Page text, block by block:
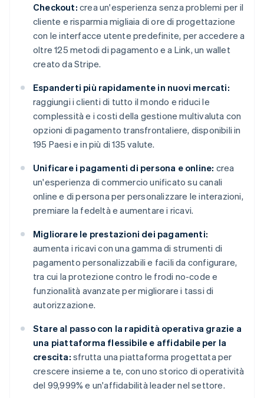
Checkout: crea un'esperienza senza problemi per il
cliente e risparmia migliaia di ore di progettazione
con le interfacce utente predefinite, per accedere a
oltre 125 metodi di pagamento e a Link, un wallet
creato da Stripe.
Espanderti più rapidamente in nuovi mercati:
raggiungi i clienti di tutto il mondo e riduci le
complessità e i costi della gestione multivaluta con
opzioni di pagamento transfrontaliere, disponibili in
195 Paesi e in più di 135 valute.
Unificare i pagamenti di persona e online: crea
un'esperienza di commercio unificato su canali
online e di persona per personalizzare le interazioni,
premiare la fedeltà e aumentare i ricavi.
Migliorare le prestazioni dei pagamenti:
aumenta i ricavi con una gamma di strumenti di
pagamento personalizzabili e facili da configurare,
tra cui la protezione contro le frodi no-code e
funzionalità avanzate per migliorare i tassi di
autorizzazione.
Stare al passo con la rapidità operativa grazie a
una piattaforma flessibile e affidabile per la
crescita: sfrutta una piattaforma progettata per
crescere insieme a te, con uno storico di operatività
del 99,999% e un'affidabilità leader nel settore.